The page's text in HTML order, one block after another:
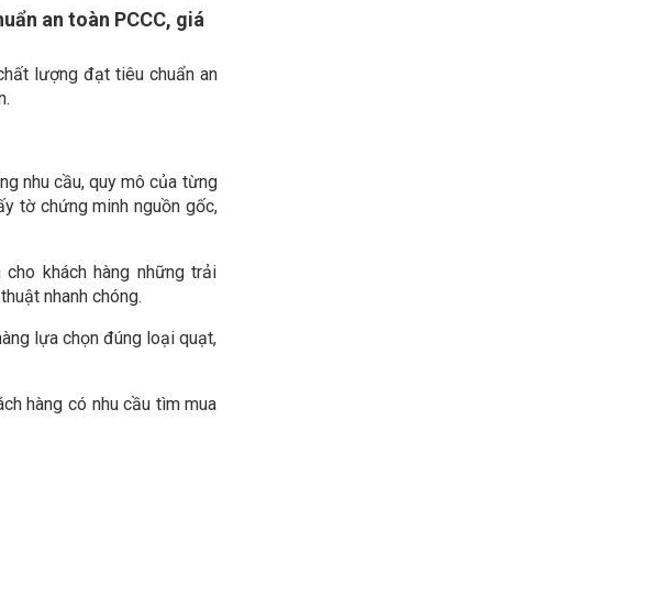
an toàn PCCC, giá
lượng đạt tiêu chuẩn an
nhu cầu, quy mô của từng
tờ chứng minh nguồn gốc,
khách hàng những trải
nhanh chóng.
lựa chọn đúng loại quạt,
hàng có nhu cầu tìm mua